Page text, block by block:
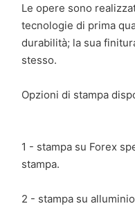
Le opere sono
tecnologie di prima
durabilità; la sua
stesso.
Opzioni di stampa
1 - stampa su Forex
stampa.
2 - stampa su